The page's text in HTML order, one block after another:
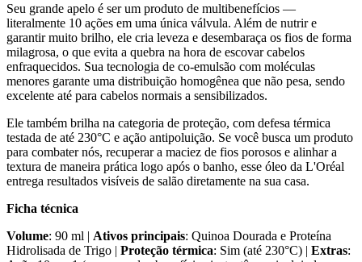
Seu grande apelo é ser um produto de multibenefícios —
literalmente 10 ações em uma única válvula. Além de nutrir e
garantir muito brilho, ele cria leveza e desembaraça os fios de forma
milagrosa, o que evita a quebra na hora de escovar cabelos
enfraquecidos. Sua tecnologia de co-emulsão com moléculas
menores garante uma distribuição homogênea que não pesa, sendo
excelente até para cabelos normais a sensibilizados.
Ele também brilha na categoria de proteção, com defesa térmica
testada de até 230°C e ação antipoluição. Se você busca um produto
para combater nós, recuperar a maciez de fios porosos e alinhar a
textura de maneira prática logo após o banho, esse óleo da L'Oréal
entrega resultados visíveis de salão diretamente na sua casa.
Ficha técnica
Volume: 90 ml | Ativos principais: Quinoa Dourada e Proteína
Hidrolisada de Trigo | Proteção térmica: Sim (até 230°C) | Extras: